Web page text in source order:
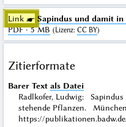
Link ☛ Sapindus und damit in
PDF · 5 MB (Lizenz: CC BY)
Zitierformate
Barer Text als Datei
Radlkofer, Ludwig:
stehende Pflanzen.
https://